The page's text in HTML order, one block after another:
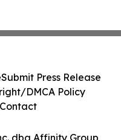
dba Affinity Group
Submit Press Release
DMCA Policy
Contact